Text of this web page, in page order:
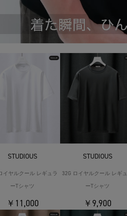
STUDIOUS
イヤルクール レギュラ
ーTシャツ
￥11,000
STUDIOUS
32G ロイヤルクール レギ
ーTシャツ
￥9,900